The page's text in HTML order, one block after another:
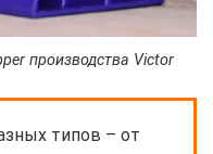
производства Victor
типов – от